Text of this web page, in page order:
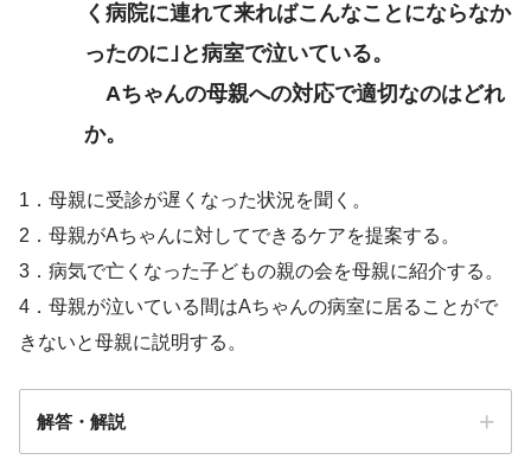
く病院に連れて来ればこんなことにならなか
ったのに｣と病室で泣いている。
Aちゃんの母親への対応で適切なのはどれ
か。
1．母親に受診が遅くなった状況を聞く。
2．母親がAちゃんに対してできるケアを提案する。
3．病気で亡くなった子どもの親の会を母親に紹介する。
4．母親が泣いている間はAちゃんの病室に居ることがで
きないと母親に説明する。
解答・解説